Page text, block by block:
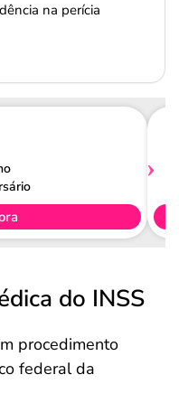
na perícia
do INSS
procedimento
federal da